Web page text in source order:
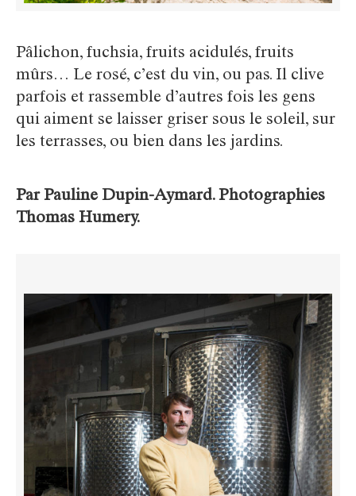
Pâlichon, fuchsia, fruits acidulés, fruits
mûrs… Le rosé, c’est du vin, ou pas. Il clive
parfois et rassemble d’autres fois les gens
qui aiment se laisser griser sous le soleil, sur
les terrasses, ou bien dans les jardins.
Par Pauline Dupin-Aymard. Photographies
Thomas Humery.